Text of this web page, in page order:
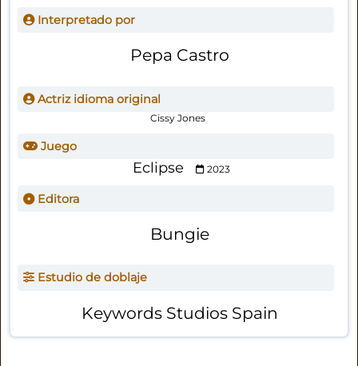
Interpretado por
Pepa Castro
Actriz idioma original
Cissy Jones
Juego
Eclipse 2023
Editora
Bungie
Estudio de doblaje
Keywords Studios Spain